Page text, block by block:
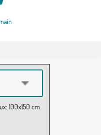
100x150 cm